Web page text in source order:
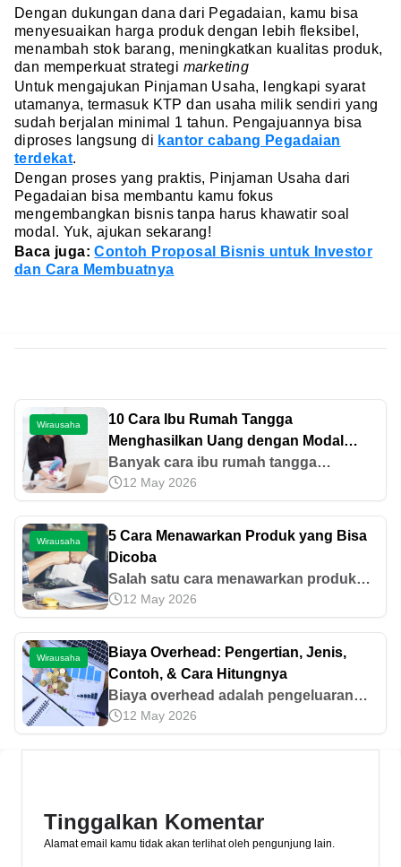
Dengan dukungan dana dari Pegadaian, kamu bisa
menyesuaikan harga produk dengan lebih fleksibel,
menambah stok barang, meningkatkan kualitas produk,
dan memperkuat strategi marketing
Untuk mengajukan Pinjaman Usaha, lengkapi syarat
utamanya, termasuk KTP dan usaha milik sendiri yang
sudah berjalan minimal 1 tahun. Pengajuannya bisa
diproses langsung di kantor cabang Pegadaian
terdekat.
Dengan proses yang praktis, Pinjaman Usaha dari
Pegadaian bisa membantu kamu fokus
mengembangkan bisnis tanpa harus khawatir soal
modal. Yuk, ajukan sekarang!
Baca juga:Contoh Proposal Bisnis untuk Investor
dan Cara Membuatnya
Wirausaha
10 Cara Ibu Rumah Tangga
Menghasilkan Uang dengan Modal
Kecil
Banyak cara ibu rumah tangga
menghasilkan uang dengan modal
kecil, mulai dari jualan di online shop,
jasa jahit, dan lainnya. Yuk, cek
selengkapnya di sini!
12 May 2026
Wirausaha
5 Cara Menawarkan Produk yang Bisa
Dicoba
Salah satu cara menawarkan produk
bisa dengan memahami kebutuhan
konsumen. Simak juga cara lainnya di
artikel ini.
12 May 2026
Wirausaha
Biaya Overhead: Pengertian, Jenis,
Contoh, & Cara Hitungnya
Biaya overhead adalah pengeluaran
dalam kegiatan wirausaha yang tidak
berhubungan langsung dengan proses
12 May 2026
Tinggalkan Komentar
Alamat email kamu tidak akan terlihat oleh pengunjung lain.